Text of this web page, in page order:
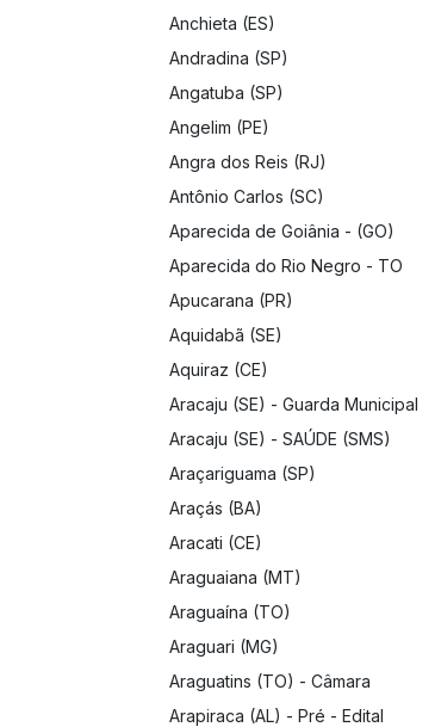
Anchieta (ES)
Andradina (SP)
Angatuba (SP)
Angelim (PE)
Angra dos Reis (RJ)
Antônio Carlos (SC)
Aparecida de Goiânia - (GO)
Aparecida do Rio Negro - TO
Apucarana (PR)
Aquidabã (SE)
Aquiraz (CE)
Aracaju (SE) - Guarda Municipal
Aracaju (SE) - SAÚDE (SMS)
Araçariguama (SP)
Araçás (BA)
Aracati (CE)
Araguaiana (MT)
Araguaína (TO)
Araguari (MG)
Araguatins (TO) - Câmara
Arapiraca (AL) - Pré - Edital